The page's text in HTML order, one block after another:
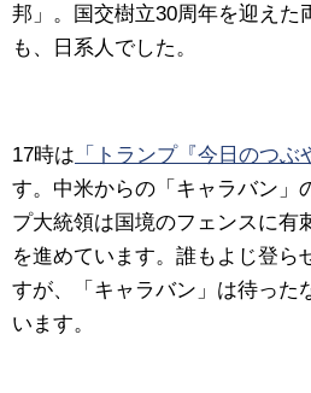
邦」。国交樹立30周年を迎えた
も、日系人でした。
17時は 「トランプ『今日のつぶ
す。中米からの「キャラバン」
プ大統領は国境のフェンスに有
を進めています。誰もよじ登ら
すが、「キャラバン」は待った
います。